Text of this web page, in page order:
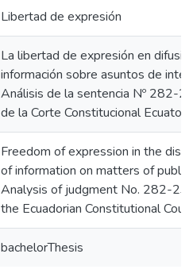
Libertad de expresión
La libertad de expresión en
información sobre asuntos de
Análisis de la sentencia Nº 282-
de la Corte Constitucional
Freedom of expression in the
of information on matters of
Analysis of judgment No. 282-
the Ecuadorian Constitutional Court
bachelorThesis